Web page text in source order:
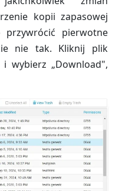
kopii zapasowej
przywrócić pierwotne
nie tak. Kliknij plik
wybierz „Download",